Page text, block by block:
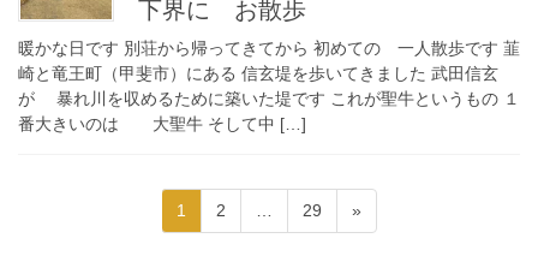
下界に お散歩
暖かな日です 別荘から帰ってきてから 初めての 一人散歩です 韮
崎と竜王町（甲斐市）にある 信玄堤を歩いてきました 武田信玄
が 暴れ川を収めるために築いた堤です これが聖牛というもの １
番大きいのは 大聖牛 そして中 […]
固
定
1
固
定
2 …
固
定
29 »